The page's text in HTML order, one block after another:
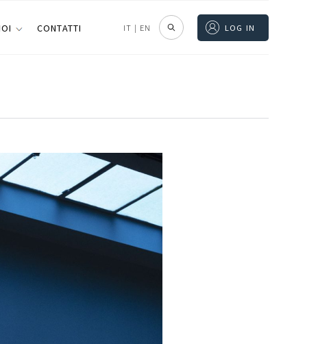
CONTATTI IT | EN LOG IN